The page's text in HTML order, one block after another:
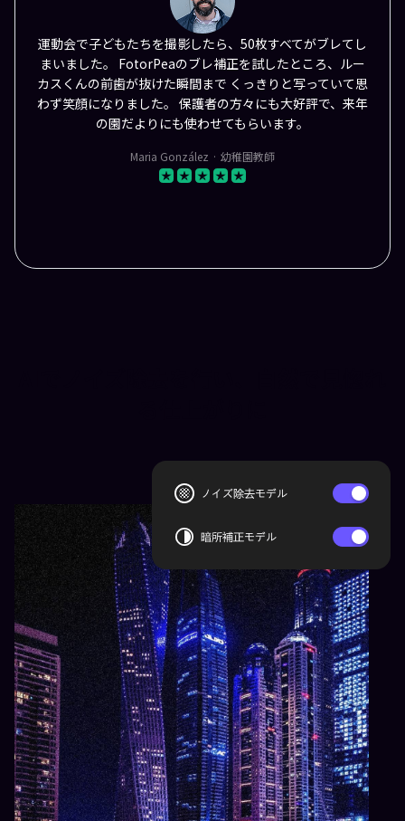
運動会で子どもたちを撮影したら、50枚すべてがブレてし
まいました。 FotorPeaのブレ補正を試したところ、ルー
カスくんの前歯が抜けた瞬間まで くっきりと写っていて思
わず笑顔になりました。 保護者の方々にも大好評で、来年
の園だよりにも使わせてもらいます。
Maria González · 幼稚園教師